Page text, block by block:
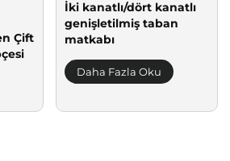
Çift
İki kanatlı/dört kanatlı
genişletilmiş taban
matkabı
Daha Fazla Oku